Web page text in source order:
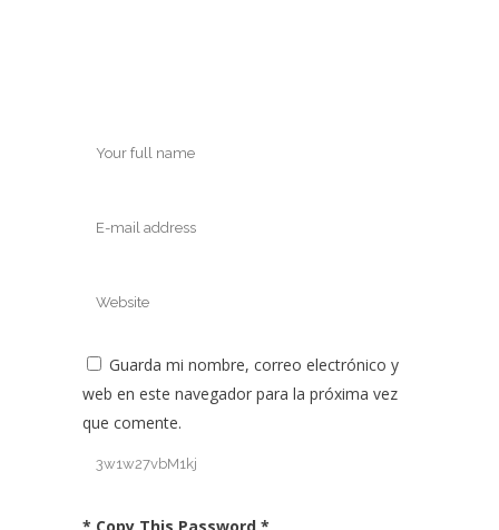
Guarda mi nombre, correo electrónico y
web en este navegador para la próxima vez
que comente.